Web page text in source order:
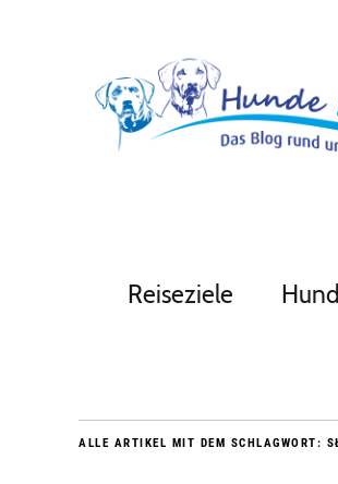
Reiseziele
ALLE ARTIKEL MIT DEM SCHLAGWORT: